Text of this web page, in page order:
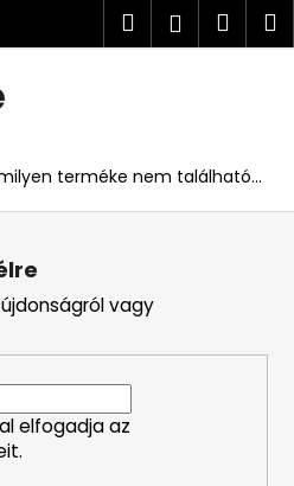
Keresés
terméke nem található...
vagy
elfogadja az